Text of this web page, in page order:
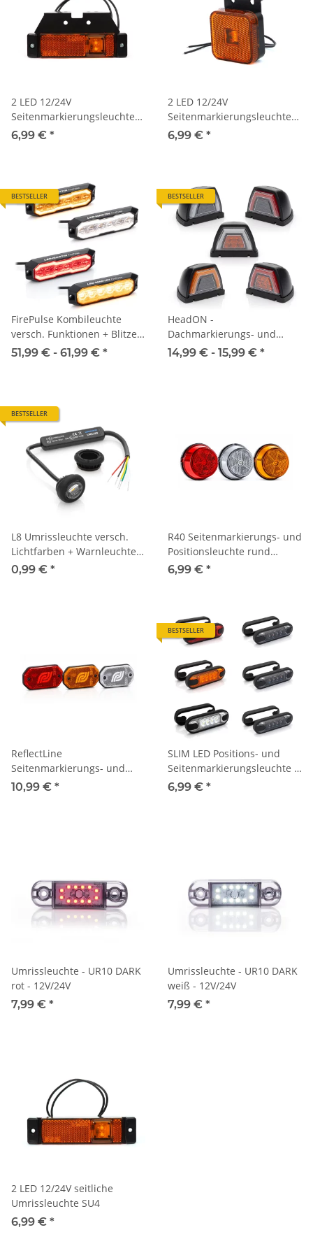
2 LED 12/24V
Seitenmarkierungsleuchte
SU5
6,99 € *
2 LED 12/24V
Seitenmarkierungsleuchte
SU7
6,99 € *
BESTSELLER
FirePulse Kombileuchte
versch. Funktionen + Blitzer
gelb
51,99 € - 61,99 € *
BESTSELLER
HeadON -
Dachmarkierungs- und
Multifunktionsleuchte
14,99 € - 15,99 € *
BESTSELLER
L8 Umrissleuchte versch.
Lichtfarben + Warnleuchte
gelb
0,99 € *
R40 Seitenmarkierungs- und
Positionsleuchte rund
40mm mit optionalen
6,99 € *
ReflectLine
Seitenmarkierungs- und
Positionsleuchte mit
10,99 € *
BESTSELLER
SLIM LED Positions- und
Seitenmarkierungsleuchte -
klassisch oder dark
6,99 € *
Umrissleuchte - UR10 DARK
rot - 12V/24V
7,99 € *
Umrissleuchte - UR10 DARK
weiß - 12V/24V
7,99 € *
2 LED 12/24V seitliche
Umrissleuchte SU4
6,99 € *